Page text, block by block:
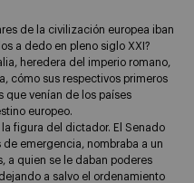
de la civilización europea iban
a dedo en pleno siglo XXI?
heredera del imperio romano,
cómo sus respectivos primeros
que venían de los países
europeo.
figura del dictador. El Senado
emergencia, nombraba a un
a quien se le daban poderes
a salvo el ordenamiento